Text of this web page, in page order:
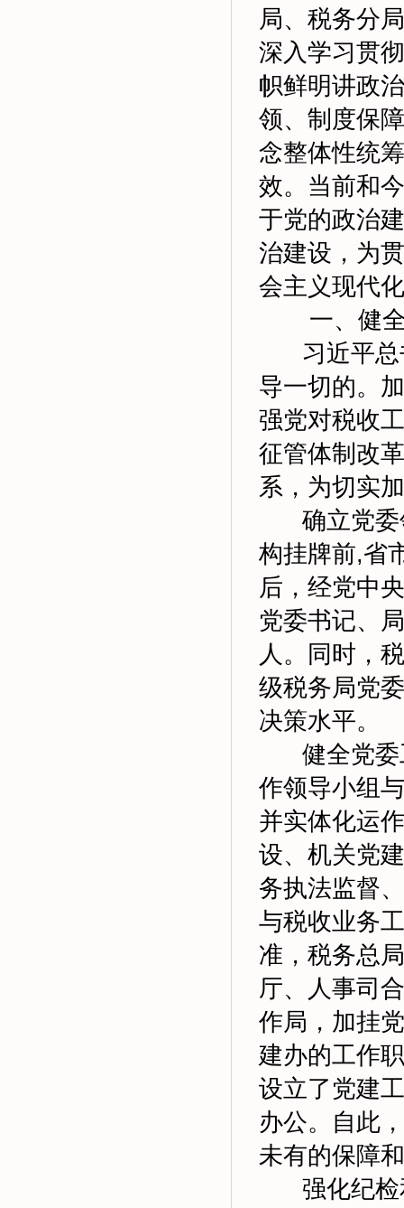
局、税务分
深入学习贯
帜鲜明讲政
领、制度保
念整体性统
效。当前和
于党的政治
治建设，为
会主义现代
一、健全
习近平总
导一切的。
强党对税收
征管体制改
系，为切实
确立党委
构挂牌前,省
后，经党中
党委书记、
人。同时，
级税务局党
决策水平。
健全党委
作领导小组
并实体化运
设、机关党
务执法监督
与税收业务
准，税务总
厅、人事司
作局，加挂
建办的工作
设立了党建
办公。自此
未有的保障
强化纪检